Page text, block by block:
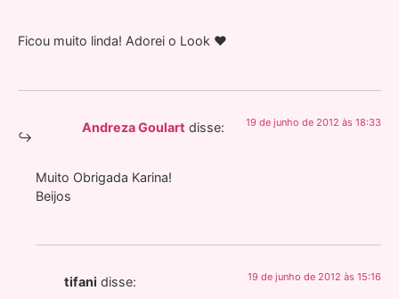
Ficou muito linda! Adorei o Look ♥
Andreza Goulart disse: 19 de junho de 2012 às 18:33
Muito Obrigada Karina!
Beijos
tifani disse: 19 de junho de 2012 às 15:16